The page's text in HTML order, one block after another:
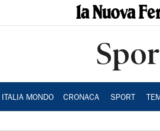
ITALIA MONDO CRONACA SPORT